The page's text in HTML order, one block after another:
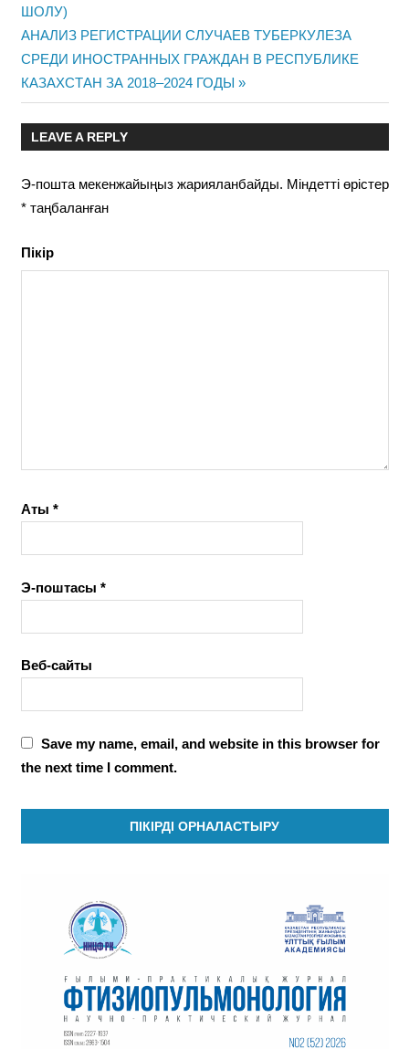
навигациясы
ШОЛУ)
Next
Post:
АНАЛИЗ РЕГИСТРАЦИИ СЛУЧАЕВ ТУБЕРКУЛЕЗА
СРЕДИ ИНОСТРАННЫХ ГРАЖДАН В РЕСПУБЛИКЕ
КАЗАХСТАН ЗА 2018–2024 ГОДЫ
LEAVE A REPLY
Э-пошта мекенжайыңыз жарияланбайды. Міндетті өрістер
*таңбаланған
Пікір
Аты *
Э-поштасы *
Веб-сайты
Save my name, email, and website in this browser for
the next time I comment.